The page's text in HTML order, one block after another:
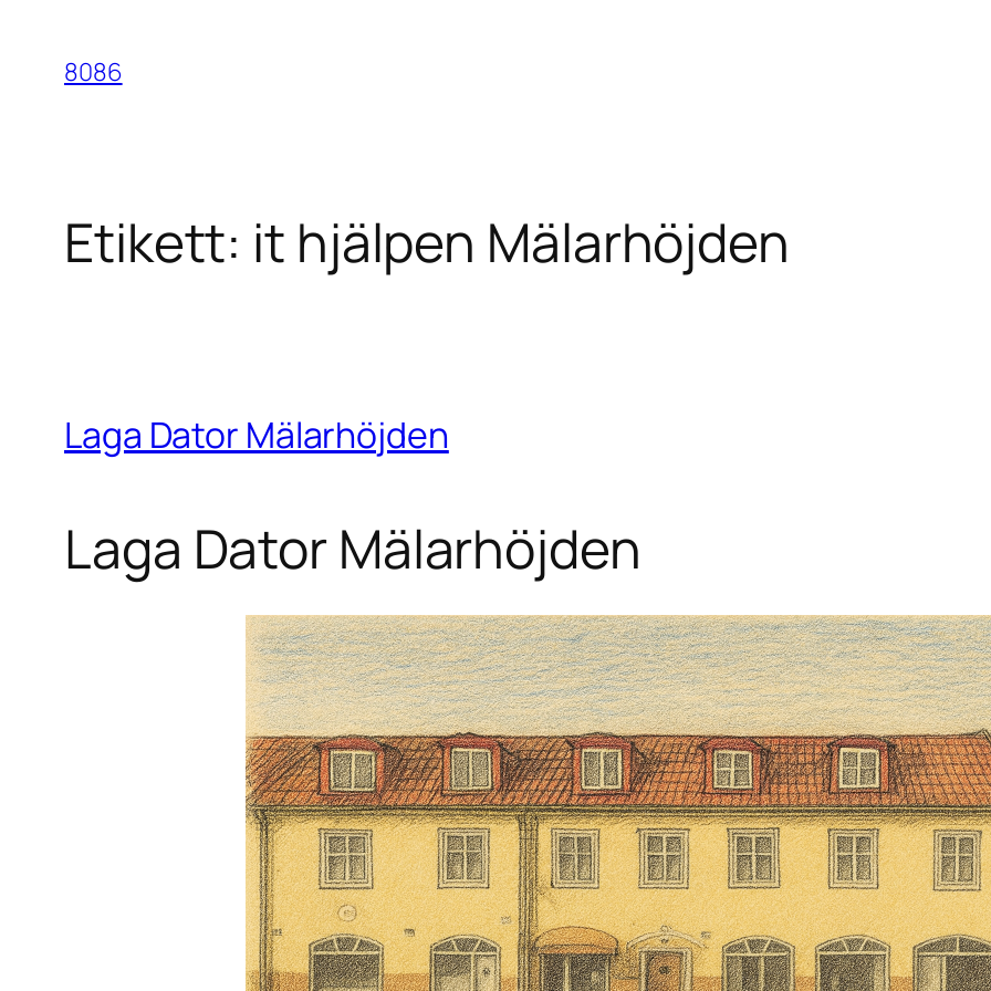
innehåll
8086
Etikett: it hjälpen Mälarhöjden
Laga Dator Mälarhöjden
Laga Dator Mälarhöjden